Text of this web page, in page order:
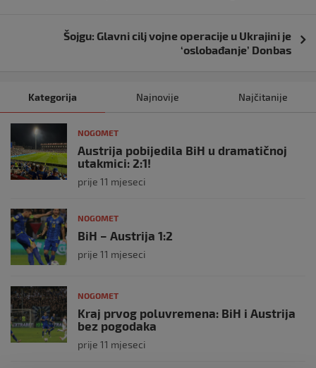
Šojgu: Glavni cilj vojne operacije u Ukrajini je
‘oslobađanje’ Donbas
Kategorija Najnovije Najčitanije
NOGOMET
Austrija pobijedila BiH u dramatičnoj
utakmici: 2:1!
prije 11 mjeseci
NOGOMET
BiH – Austrija 1:2
prije 11 mjeseci
NOGOMET
Kraj prvog poluvremena: BiH i Austrija
bez pogodaka
prije 11 mjeseci